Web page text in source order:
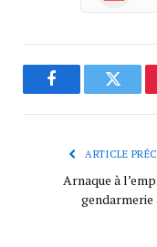
Facebook
ARTICLE
Arnaque à